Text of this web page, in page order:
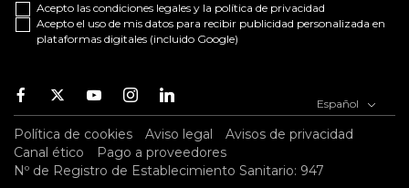
Acepto las condiciones legales y la política de privacidad
Acepto el uso de mis datos para recibir publicidad personalizada en
plataformas digitales (incluido Google)
Facebook
TwitterYoutubeInstagramYoutube Español
Política de cookies Aviso legal
Avisos de privacidad
Canal ético
Pago a proveedores
Nº de Registro de Establecimiento Sanitario: 947